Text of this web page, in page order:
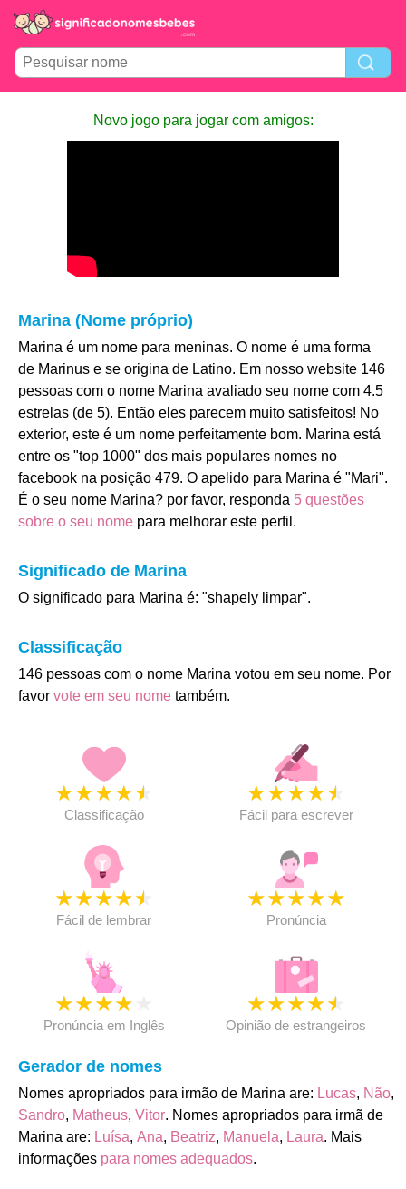
Novo jogo para jogar com amigos:
Marina (Nome próprio)
Marina é um nome para meninas. O nome é uma forma
de Marinus e se origina de Latino. Em nosso website 146
pessoas com o nome Marina avaliado seu nome com 4.5
estrelas (de 5). Então eles parecem muito satisfeitos! No
exterior, este é um nome perfeitamente bom. Marina está
entre os "top 1000" dos mais populares nomes no
facebook na posição 479. O apelido para Marina é "Mari".
É o seu nome Marina? por favor, responda 5 questões
sobre o seu nome para melhorar este perfil.
Significado de Marina
O significado para Marina é: "shapely limpar".
Classificação
146 pessoas com o nome Marina votou em seu nome. Por
favor vote em seu nome também.
★★★★★
Classificação
★★★★★
Fácil para escrever
★★★★★
Fácil de lembrar
★★★★★
Pronúncia
★★★★
Pronúncia em Inglês
★★★★★
Opinião de estrangeiros
Gerador de nomes
Nomes apropriados para irmão de Marina are: Lucas, Não,
Sandro, Matheus, Vitor. Nomes apropriados para irmã de
Marina are: Luísa, Ana, Beatriz, Manuela, Laura. Mais
informações para nomes adequados.